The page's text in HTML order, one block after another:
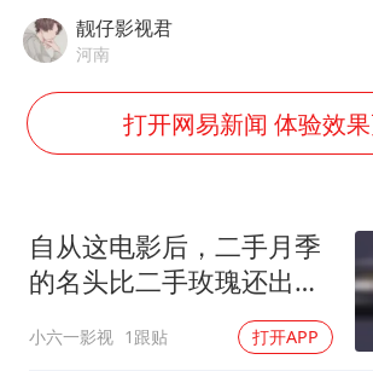
白海豚将正面袭
黄金牛市回来了吗
杭州全市有序停课
靓仔影视君
河南
打开网易新闻 体验效
自从这电影后，二手月季
的名头比二手玫瑰还出名
小六一影视 1跟贴 打开APP